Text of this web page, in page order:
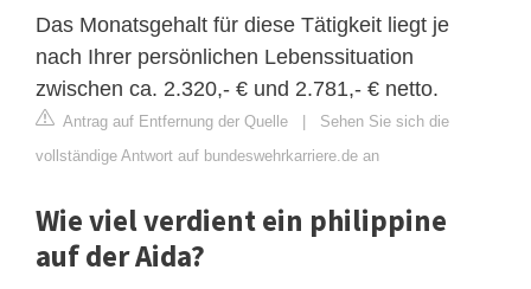
Das Monatsgehalt für diese Tätigkeit liegt je
nach Ihrer persönlichen Lebenssituation
zwischen ca. 2.320,- € und 2.781,- € netto.
Antrag auf Entfernung der Quelle | Sehen Sie sich die
vollständige Antwort auf bundeswehrkarriere.de an
Wie viel verdient ein philippine
auf der Aida?